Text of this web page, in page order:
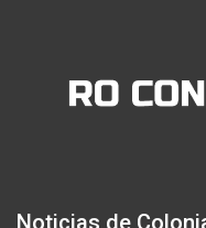
Noticias de